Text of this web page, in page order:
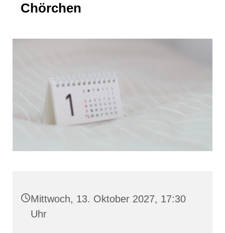
Chörchen
Mittwoch, 13. Oktober 2027, 17:30
Uhr